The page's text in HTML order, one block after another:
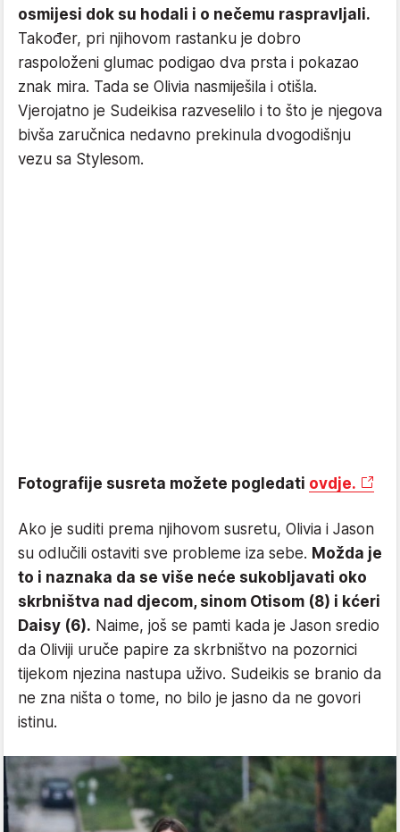
osmijesi dok su hodali i o nečemu raspravljali.
Također, pri njihovom rastanku je dobro
raspoloženi glumac podigao dva prsta i pokazao
znak mira. Tada se Olivia nasmiješila i otišla.
Vjerojatno je Sudeikisa razveselilo i to što je njegova
bivša zaručnica nedavno prekinula dvogodišnju
vezu sa Stylesom.
Fotografije susreta možete pogledati ovdje.
Ako je suditi prema njihovom susretu, Olivia i Jason
su odlučili ostaviti sve probleme iza sebe. Možda je
to i naznaka da se više neće sukobljavati oko
skrbništva nad djecom, sinom Otisom (8) i kćeri
Daisy (6). Naime, još se pamti kada je Jason sredio
da Oliviji uruče papire za skrbništvo na pozornici
tijekom njezina nastupa uživo. Sudeikis se branio da
ne zna ništa o tome, no bilo je jasno da ne govori
istinu.